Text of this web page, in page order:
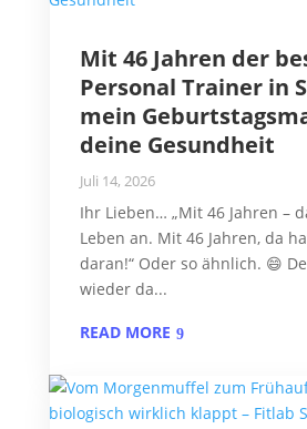
Mit 46 Jahren der
Personal Trainer in
mein
deine Gesundheit
Juli 14, 2026
Ihr Lieben… „Mit 46 Jahren –
Leben an. Mit 46 Jahren, da
daran!“ Oder so ähnlich. 😄
wieder da...
READ MORE